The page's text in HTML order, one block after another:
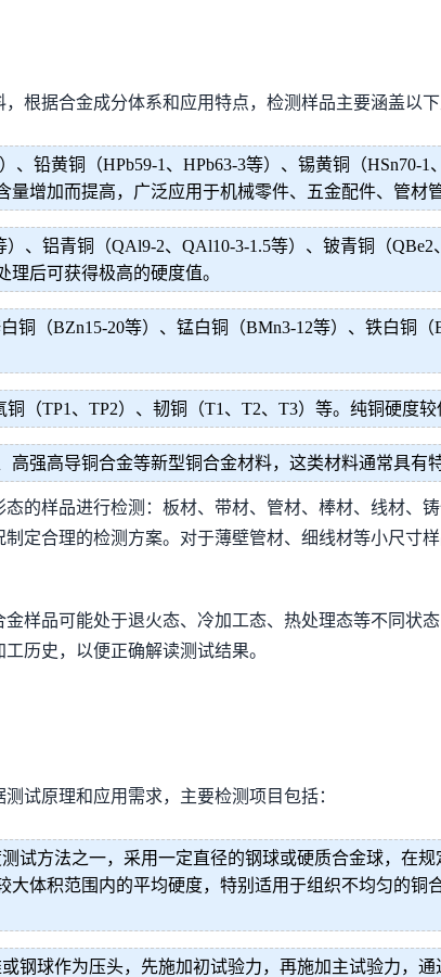
根据合金成分体系和应用特点，检测样品主要涵盖以下
铅黄铜（HPb59-1、HPb63-3等）、锡黄铜（HSn70-
增加而提高，广泛应用于机械零件、五金配件、管材
）、铝青铜（QAl9-2、QAl10-3-1.5等）、铍青铜（
后可获得极高的硬度值。
铜（BZn15-20等）、锰白铜（BMn3-12等）、铁白铜
（TP1、TP2）、韧铜（T1、T2、T3）等。纯铜硬度
强高导铜合金等新型铜合金材料，这类材料通常具有
的样品进行检测：板材、带材、管材、棒材、线材、
定合理的检测方案。对于薄壁管材、细线材等小尺寸
样品可能处于退火态、冷加工态、热处理态等不同状
历史，以便正确解读测试结果。
试原理和应用需求，主要检测项目包括：
试方法之一，采用一定直径的钢球或硬质合金球，在
体积范围内的平均硬度，特别适用于组织不均匀的铜
钢球作为压头，先施加初试验力，再施加主试验力，